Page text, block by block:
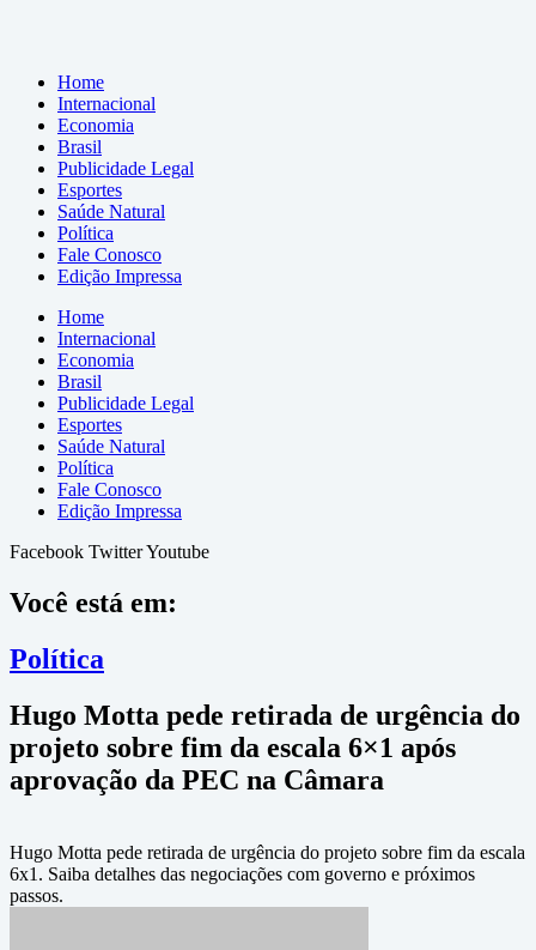
Home
Internacional
Economia
Brasil
Publicidade Legal
Esportes
Saúde Natural
Política
Fale Conosco
Edição Impressa
Home
Internacional
Economia
Brasil
Publicidade Legal
Esportes
Saúde Natural
Política
Fale Conosco
Edição Impressa
Facebook TwitterYoutube
Você está em:
Política
Hugo Motta pede retirada de urgência do
projeto sobre fim da escala 6×1 após
aprovação da PEC na Câmara
Hugo Motta pede retirada de urgência do projeto sobre fim da escala
6x1. Saiba detalhes das negociações com governo e próximos
passos.